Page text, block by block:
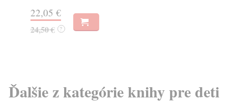
22,05 €
24,50 € ?
Ďalšie z kategórie knihy pre deti